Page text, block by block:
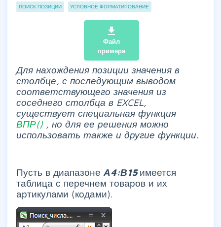
Группы статей
ПОИСК ПОЗИЦИИ УСЛОВНОЕ ФОРМАТИРОВАНИЕ
file_download
Файл
примера
Для нахождения позиции значения в
столбце, с последующим выводом
соответствующего значения из
соседнего столбца в EXCEL,
существует специальная функция
ВПР() , но для ее решения можно
использовать также и другие функции.
Пусть в диапазоне А4:В15имеется
таблица с перечнем товаров и их
артикулами (кодами).